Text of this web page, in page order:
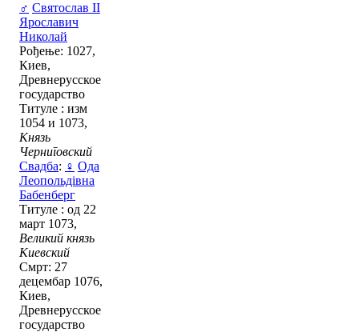
♂ Святослав II
Ярославич
Николай
Рођење: 1027,
Киев,
Древнерусское
государство
Титуле : изм
1054 и 1073,
Князь
Черниговский
Свадба: ♀ Ода
Леопольдівна
Бабенберг
Титуле : од 22
март 1073,
Великий князь
Киевский
Смрт: 27
децембар 1076,
Киев,
Древнерусское
государство